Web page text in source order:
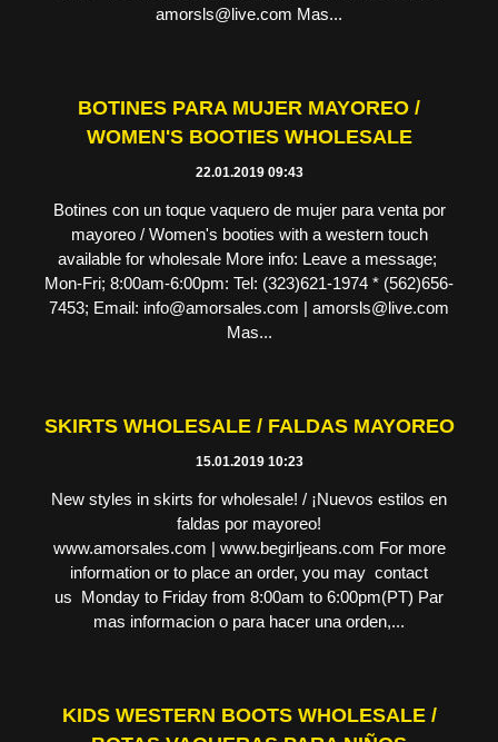
amorsls@live.com Mas...
BOTINES PARA MUJER MAYOREO /
WOMEN'S BOOTIES WHOLESALE
22.01.2019 09:43
Botines con un toque vaquero de mujer para venta por
mayoreo / Women's booties with a western touch
available for wholesale More info: Leave a message;
Mon-Fri; 8:00am-6:00pm: Tel: (323)621-1974 * (562)656-
7453; Email: info@amorsales.com | amorsls@live.com
Mas...
SKIRTS WHOLESALE / FALDAS MAYOREO
15.01.2019 10:23
New styles in skirts for wholesale! / ¡Nuevos estilos en
faldas por mayoreo!
www.amorsales.com | www.begirljeans.com For more
information or to place an order, you may contact
us Monday to Friday from 8:00am to 6:00pm(PT) Par
mas informacion o para hacer una orden,...
KIDS WESTERN BOOTS WHOLESALE /